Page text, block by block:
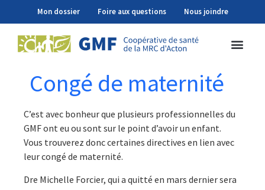
Mon dossier Foire aux questions Nous joindre
Congé de maternité
C’est avec bonheur que plusieurs professionnelles du
GMF ont eu ou sont sur le point d’avoir un enfant.
Vous trouverez donc certaines directives en lien avec
leur congé de maternité.
Dre Michelle Forcier, qui a quitté en mars dernier sera